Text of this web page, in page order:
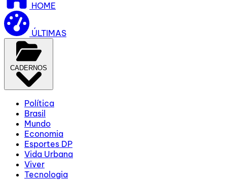
HOME
ÚLTIMAS
CADERNOS
Política
Brasil
Mundo
Economia
Esportes DP
Vida Urbana
Viver
Tecnologia